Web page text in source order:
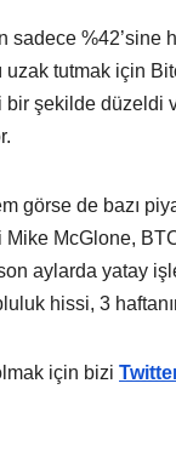
%42’sine
uzak tutmak için
şekilde düzeldi
görse de bazı
Mike McGlone,
aylarda yatay
hissi, 3
için bizi